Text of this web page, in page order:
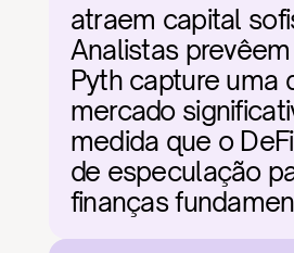
atraem capital
Analistas
Pyth capture uma
mercado
medida que o
de especulação
finanças